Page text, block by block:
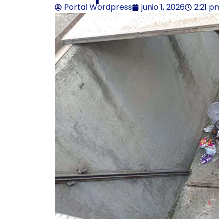
Portal Wordpress junio 1, 2026 2:21